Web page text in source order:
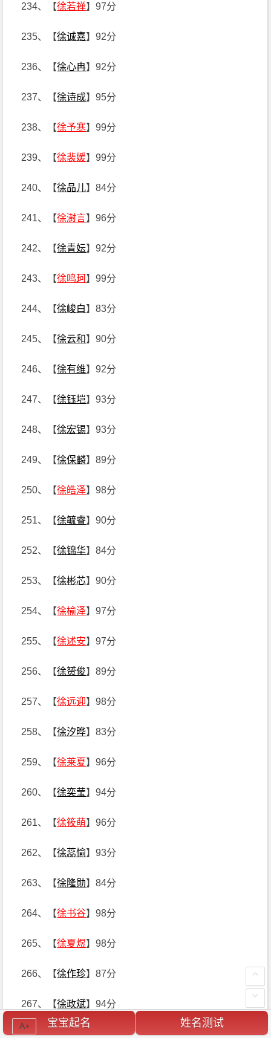
234、【徐若禅】97分
235、【徐诚嘉】92分
236、【徐心冉】92分
237、【徐诗成】95分
238、【徐予寒】99分
239、【徐裴媛】99分
240、【徐品儿】84分
241、【徐澍言】96分
242、【徐青妘】92分
243、【徐鸣珂】99分
244、【徐峻白】83分
245、【徐云和】90分
246、【徐有维】92分
247、【徐钰垲】93分
248、【徐宏锡】93分
249、【徐保麟】89分
250、【徐皓泽】98分
251、【徐毓睿】90分
252、【徐锦华】84分
253、【徐彬芯】90分
254、【徐榆泽】97分
255、【徐述安】97分
256、【徐赟俊】89分
257、【徐远迎】98分
258、【徐汐晔】83分
259、【徐莱夏】96分
260、【徐奕莹】94分
261、【徐筱萌】96分
262、【徐蕊愉】93分
263、【徐隆勋】84分
264、【徐书谷】98分
265、【徐夏煜】98分
266、【徐作珍】87分
267、【徐政斌】94分
268、【徐棋灿】97分
宝宝起名 姓名测试
A+